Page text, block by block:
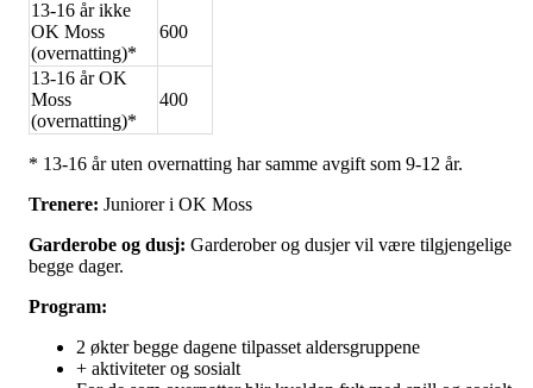
13-16 år ikke
OK Moss
(overnatting)*
600
13-16 år OK
Moss
(overnatting)*
400
* 13-16 år uten overnatting har samme avgift som 9-12 år.
Trenere: Juniorer i OK Moss
Garderobe og dusj: Garderober og dusjer vil være tilgjengelige
begge dager.
Program:
2 økter begge dagene tilpasset aldersgruppene
+ aktiviteter og sosialt